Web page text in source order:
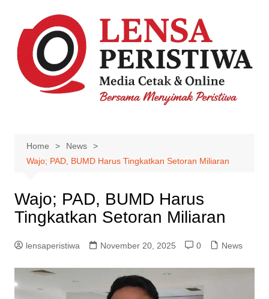
content
Home
News
Wajo; PAD, BUMD Harus Tingkatkan Setoran Miliaran
Wajo; PAD, BUMD Harus
Tingkatkan Setoran Miliaran
lensaperistiwa November 20, 2025 0 News